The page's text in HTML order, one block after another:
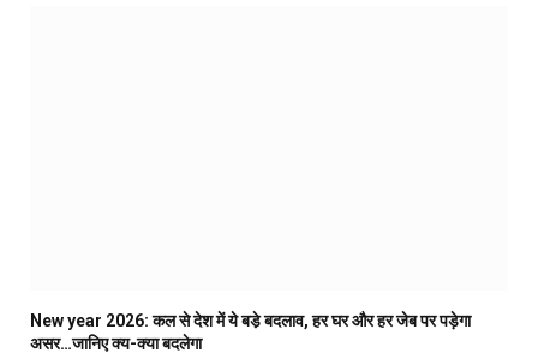
New year 2026: कल से देश में ये बडे़ बदलाव, हर घर और हर जेब पर पड़ेगा
असर…जानिए क्य-क्या बदलेगा